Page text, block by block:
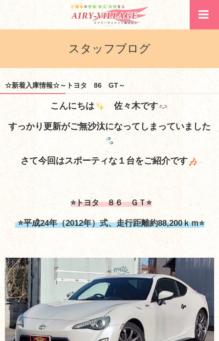
スタッフブログ
☆新着入庫情報☆～トヨタ 86 GT～
こんにちは 佐々木です
すっかり更新がご無沙汰になってしまっていました
さて今回はスポーティな１台をご紹介です
⭐トヨタ ８６ ＧＴ⭐
⭐平成24年（2012年）式、走行距離約88,200ｋｍ⭐